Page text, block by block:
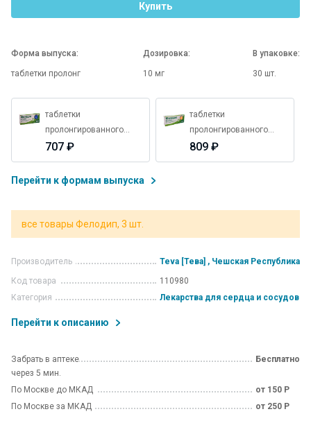
Купить
Форма выпуска:
таблетки пролонг
Дозировка:
10 мг
В упаковке:
30 шт.
таблетки
пролонгированного
действия покрытые
пленочной оболочкой
2,5 мг 30 шт.
707 ₽
таблетки
пролонгированного
действия покрытые
пленочной оболочкой 5
809 ₽
Перейти к формам выпуска
все товары Фелодип, 3 шт.
Производитель
Teva [Тева] , Чешская Республика
Код товара
110980
Категория
Лекарства для сердца и сосудов
Перейти к описанию
Забрать в аптеке
через 5 мин.
Бесплатно
По Москве до МКАД
от 150 Р
По Москве за МКАД
от 250 Р